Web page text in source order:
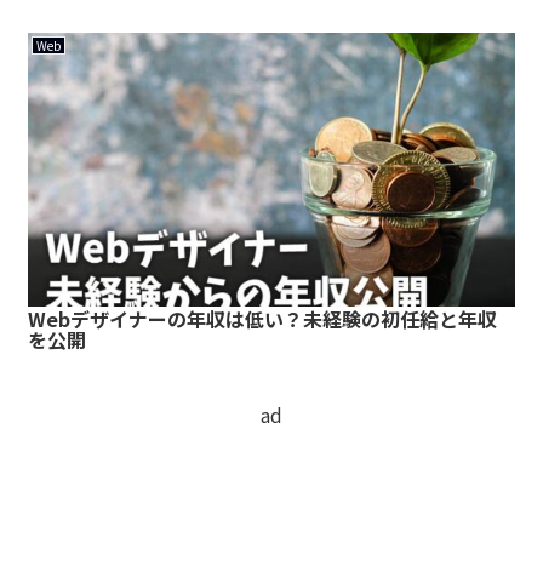
Web
Webデザイナーの年収は低い？未経験の初任給と年収
を公開
ad